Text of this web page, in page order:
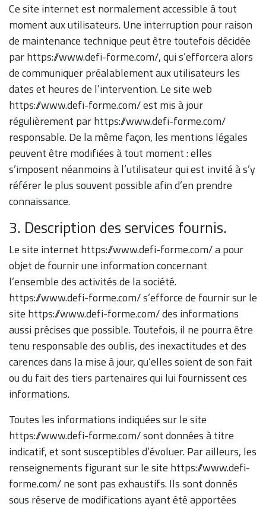
Ce site internet est normalement accessible à tout
moment aux utilisateurs. Une interruption pour raison
de maintenance technique peut être toutefois décidée
par https://www.defi-forme.com/, qui s’efforcera alors
de communiquer préalablement aux utilisateurs les
dates et heures de l’intervention. Le site web
https://www.defi-forme.com/ est mis à jour
régulièrement par https://www.defi-forme.com/
responsable. De la même façon, les mentions légales
peuvent être modifiées à tout moment : elles
s’imposent néanmoins à l’utilisateur qui est invité à s’y
référer le plus souvent possible afin d’en prendre
connaissance.
3. Description des services fournis.
Le site internet https://www.defi-forme.com/ a pour
objet de fournir une information concernant
l’ensemble des activités de la société.
https://www.defi-forme.com/ s’efforce de fournir sur le
site https://www.defi-forme.com/ des informations
aussi précises que possible. Toutefois, il ne pourra être
tenu responsable des oublis, des inexactitudes et des
carences dans la mise à jour, qu’elles soient de son fait
ou du fait des tiers partenaires qui lui fournissent ces
informations.
Toutes les informations indiquées sur le site
https://www.defi-forme.com/ sont données à titre
indicatif, et sont susceptibles d’évoluer. Par ailleurs, les
renseignements figurant sur le site https://www.defi-
forme.com/ ne sont pas exhaustifs. Ils sont donnés
sous réserve de modifications ayant été apportées